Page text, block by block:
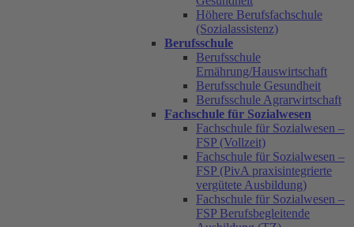
Höhere Berufsfachschule
(Sozialassistenz)
Berufsschule
Berufsschule
Ernährung/Hauswirtschaft
Berufsschule Gesundheit
Berufsschule Agrarwirtschaft
Fachschule für Sozialwesen
Fachschule für Sozialwesen –
FSP (Vollzeit)
Fachschule für Sozialwesen –
FSP (PivA praxisintegrierte
vergütete Ausbildung)
Fachschule für Sozialwesen –
FSP Berufsbegleitende